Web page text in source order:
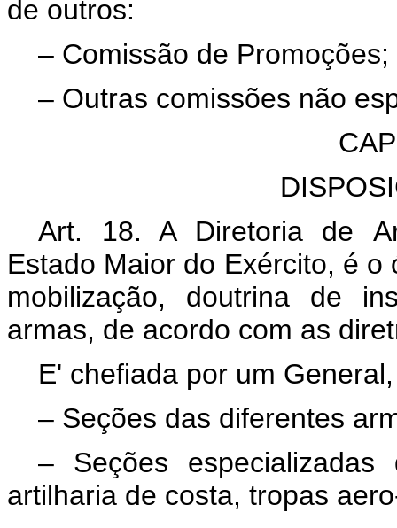
de outros:
– Comissão de Promoções;
– Outras comissões não
Art. 18. A Diretoria de
Estado Maior do Exército, é
mobilização, doutrina de
armas, de acordo com as
E' chefiada por um
– Seções das diferentes
– Seções especializadas
artilharia de costa, tropas